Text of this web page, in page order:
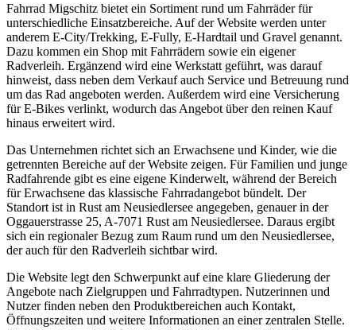
Fahrrad Migschitz bietet ein Sortiment rund um Fahrräder für
unterschiedliche Einsatzbereiche. Auf der Website werden unter
anderem E-City/Trekking, E-Fully, E-Hardtail und Gravel genannt.
Dazu kommen ein Shop mit Fahrrädern sowie ein eigener
Radverleih. Ergänzend wird eine Werkstatt geführt, was darauf
hinweist, dass neben dem Verkauf auch Service und Betreuung rund
um das Rad angeboten werden. Außerdem wird eine Versicherung
für E-Bikes verlinkt, wodurch das Angebot über den reinen Kauf
hinaus erweitert wird.
Das Unternehmen richtet sich an Erwachsene und Kinder, wie die
getrennten Bereiche auf der Website zeigen. Für Familien und junge
Radfahrende gibt es eine eigene Kinderwelt, während der Bereich
für Erwachsene das klassische Fahrradangebot bündelt. Der
Standort ist in Rust am Neusiedlersee angegeben, genauer in der
Oggauerstrasse 25, A-7071 Rust am Neusiedlersee. Daraus ergibt
sich ein regionaler Bezug zum Raum rund um den Neusiedlersee,
der auch für den Radverleih sichtbar wird.
Die Website legt den Schwerpunkt auf eine klare Gliederung der
Angebote nach Zielgruppen und Fahrradtypen. Nutzerinnen und
Nutzer finden neben den Produktbereichen auch Kontakt,
Öffnungszeiten und weitere Informationen an einer zentralen Stelle.